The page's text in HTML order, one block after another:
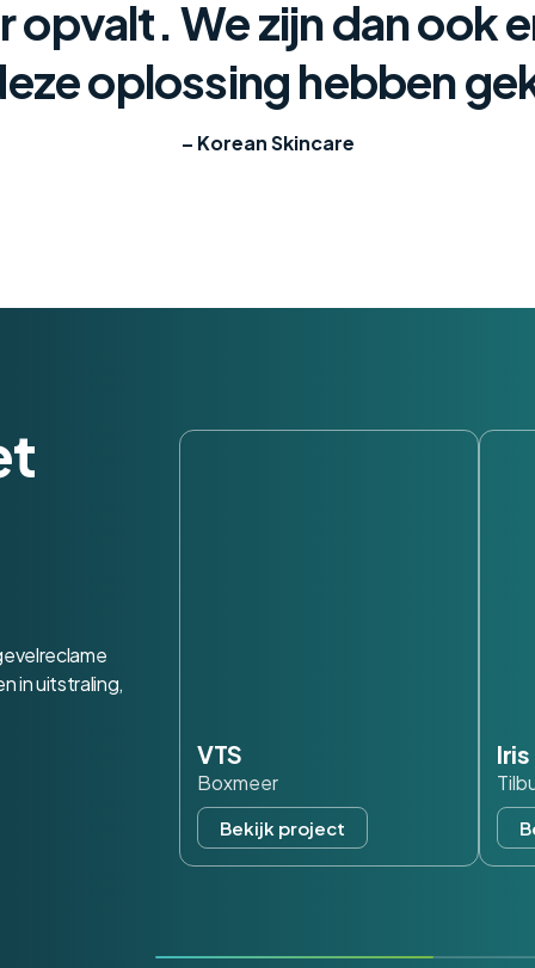
opvalt. We zijn dan ook
oplossing hebben
– Korean Skincare
in uitstraling,
VTS
Boxmeer
Bekijk project